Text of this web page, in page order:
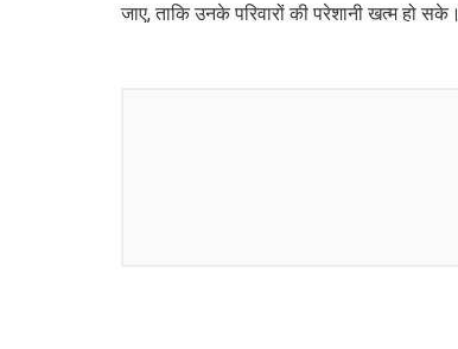
जाए, ताकि उनके परिवारों की परेशानी खत्म हो सके।